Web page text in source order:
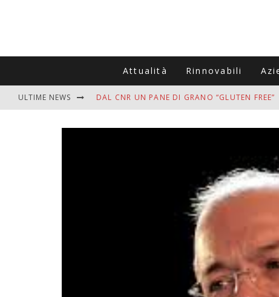
Attualità Rinnovabili
ULTIME NEWS DAL CNR UN PANE DI GRANO “GLUTEN FREE”
ZANZARE IN VACANZA? I 3 ERRORI PIÙ
ADDIO BOLLETTE SALATE? LA NUOVA